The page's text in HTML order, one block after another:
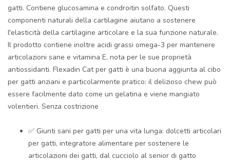
gatti. Contiene glucosamina e condroitin solfato. Questi
componenti naturali della cartilagine aiutano a sostenere
l'elasticità della cartilagine articolare e la sua funzione naturale.
Il prodotto contiene inoltre acidi grassi omega-3 per mantenere
articolazioni sane e vitamina E, nota per le sue proprietà
antiossidanti. Flexadin Cat per gatti è una buona aggiunta al cibo
per gatti anziani e particolarmente pratico: il delizioso chew può
essere facilmente dato come un gelatina e viene mangiato
volentieri. Senza costrizione
✅ Giunti sani per gatti per una vita lunga: dolcetti articolari
per gatti, integratore alimentare per sostenere le
articolazioni dei gatti, dal cucciolo al senior di gatto